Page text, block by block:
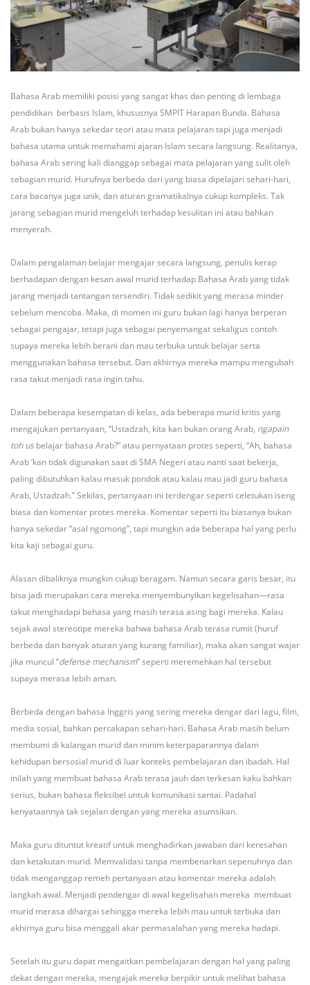
Bahasa Arab memiliki posisi yang sangat khas dan penting di lembaga
pendidikan berbasis Islam, khususnya SMPIT Harapan Bunda. Bahasa
Arab bukan hanya sekedar teori atau mata pelajaran tapi juga menjadi
bahasa utama untuk memahami ajaran Islam secara langsung. Realitanya,
bahasa Arab sering kali dianggap sebagai mata pelajaran yang sulit oleh
sebagian murid. Hurufnya berbeda dari yang biasa dipelajari sehari-hari,
cara bacanya juga unik, dan aturan gramatikalnya cukup kompleks. Tak
jarang sebagian murid mengeluh terhadap kesulitan ini atau bahkan
menyerah.
Dalam pengalaman belajar mengajar secara langsung, penulis kerap
berhadapan dengan kesan awal murid terhadap Bahasa Arab yang tidak
jarang menjadi tantangan tersendiri. Tidak sedikit yang merasa minder
sebelum mencoba. Maka, di momen ini guru bukan lagi hanya berperan
sebagai pengajar, tetapi juga sebagai penyemangat sekaligus contoh
supaya mereka lebih berani dan mau terbuka untuk belajar serta
menggunakan bahasa tersebut. Dan akhirnya mereka mampu mengubah
rasa takut menjadi rasa ingin tahu.
Dalam beberapa kesempatan di kelas, ada beberapa murid kritis yang
mengajukan pertanyaan, “Ustadzah, kita kan bukan orang Arab, ngapain
toh us belajar bahasa Arab?” atau pernyataan protes seperti, “Ah, bahasa
Arab ‘kan tidak digunakan saat di SMA Negeri atau nanti saat bekerja,
paling dibutuhkan kalau masuk pondok atau kalau mau jadi guru bahasa
Arab, Ustadzah.” Sekilas, pertanyaan ini terdengar seperti celetukan iseng
biasa dan komentar protes mereka. Komentar seperti itu biasanya bukan
hanya sekedar “asal ngomong”, tapi mungkin ada beberapa hal yang perlu
kita kaji sebagai guru.
Alasan dibaliknya mungkin cukup beragam. Namun secara garis besar, itu
bisa jadi merupakan cara mereka menyembunyikan kegelisahan—rasa
takut menghadapi bahasa yang masih terasa asing bagi mereka. Kalau
sejak awal stereotipe mereka bahwa bahasa Arab terasa rumit (huruf
berbeda dan banyak aturan yang kurang familiar), maka akan sangat wajar
jika muncul “defense mechanism” seperti meremehkan hal tersebut
supaya merasa lebih aman.
Berbeda dengan bahasa Inggris yang sering mereka dengar dari lagu, film,
media sosial, bahkan percakapan sehari-hari. Bahasa Arab masih belum
membumi di kalangan murid dan minim keterpaparannya dalam
kehidupan bersosial murid di luar konteks pembelajaran dan ibadah. Hal
inilah yang membuat bahasa Arab terasa jauh dan terkesan kaku bahkan
serius, bukan bahasa fleksibel untuk komunikasi santai. Padahal
kenyataannya tak sejalan dengan yang mereka asumsikan.
Maka guru dituntut kreatif untuk menghadirkan jawaban dari keresahan
dan ketakutan murid. Memvalidasi tanpa membenarkan sepenuhnya dan
tidak menganggap remeh pertanyaan atau komentar mereka adalah
langkah awal. Menjadi pendengar di awal kegelisahan mereka membuat
murid merasa dihargai sehingga mereka lebih mau untuk terbuka dan
akhirnya guru bisa menggali akar permasalahan yang mereka hadapi.
Setelah itu guru dapat mengaitkan pembelajaran dengan hal yang paling
dekat dengan mereka, mengajak mereka berpikir untuk melihat bahasa